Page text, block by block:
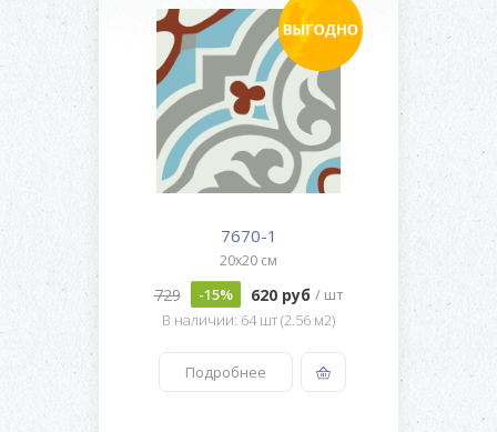
7670-1
20x20 см
729 -15% 620 руб / шт
В наличии: 64 шт (2.56 м2)
Подробнее